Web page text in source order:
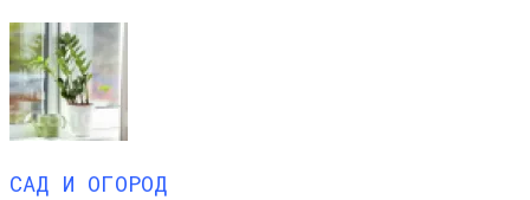
САД И ОГОРОД